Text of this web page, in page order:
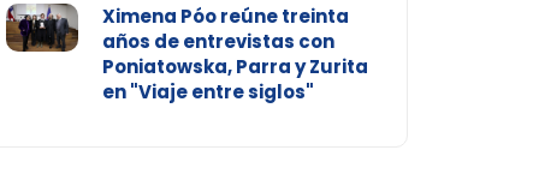
Ximena Póo reúne treinta
años de entrevistas con
Poniatowska, Parra y Zurita
en "Viaje entre siglos"